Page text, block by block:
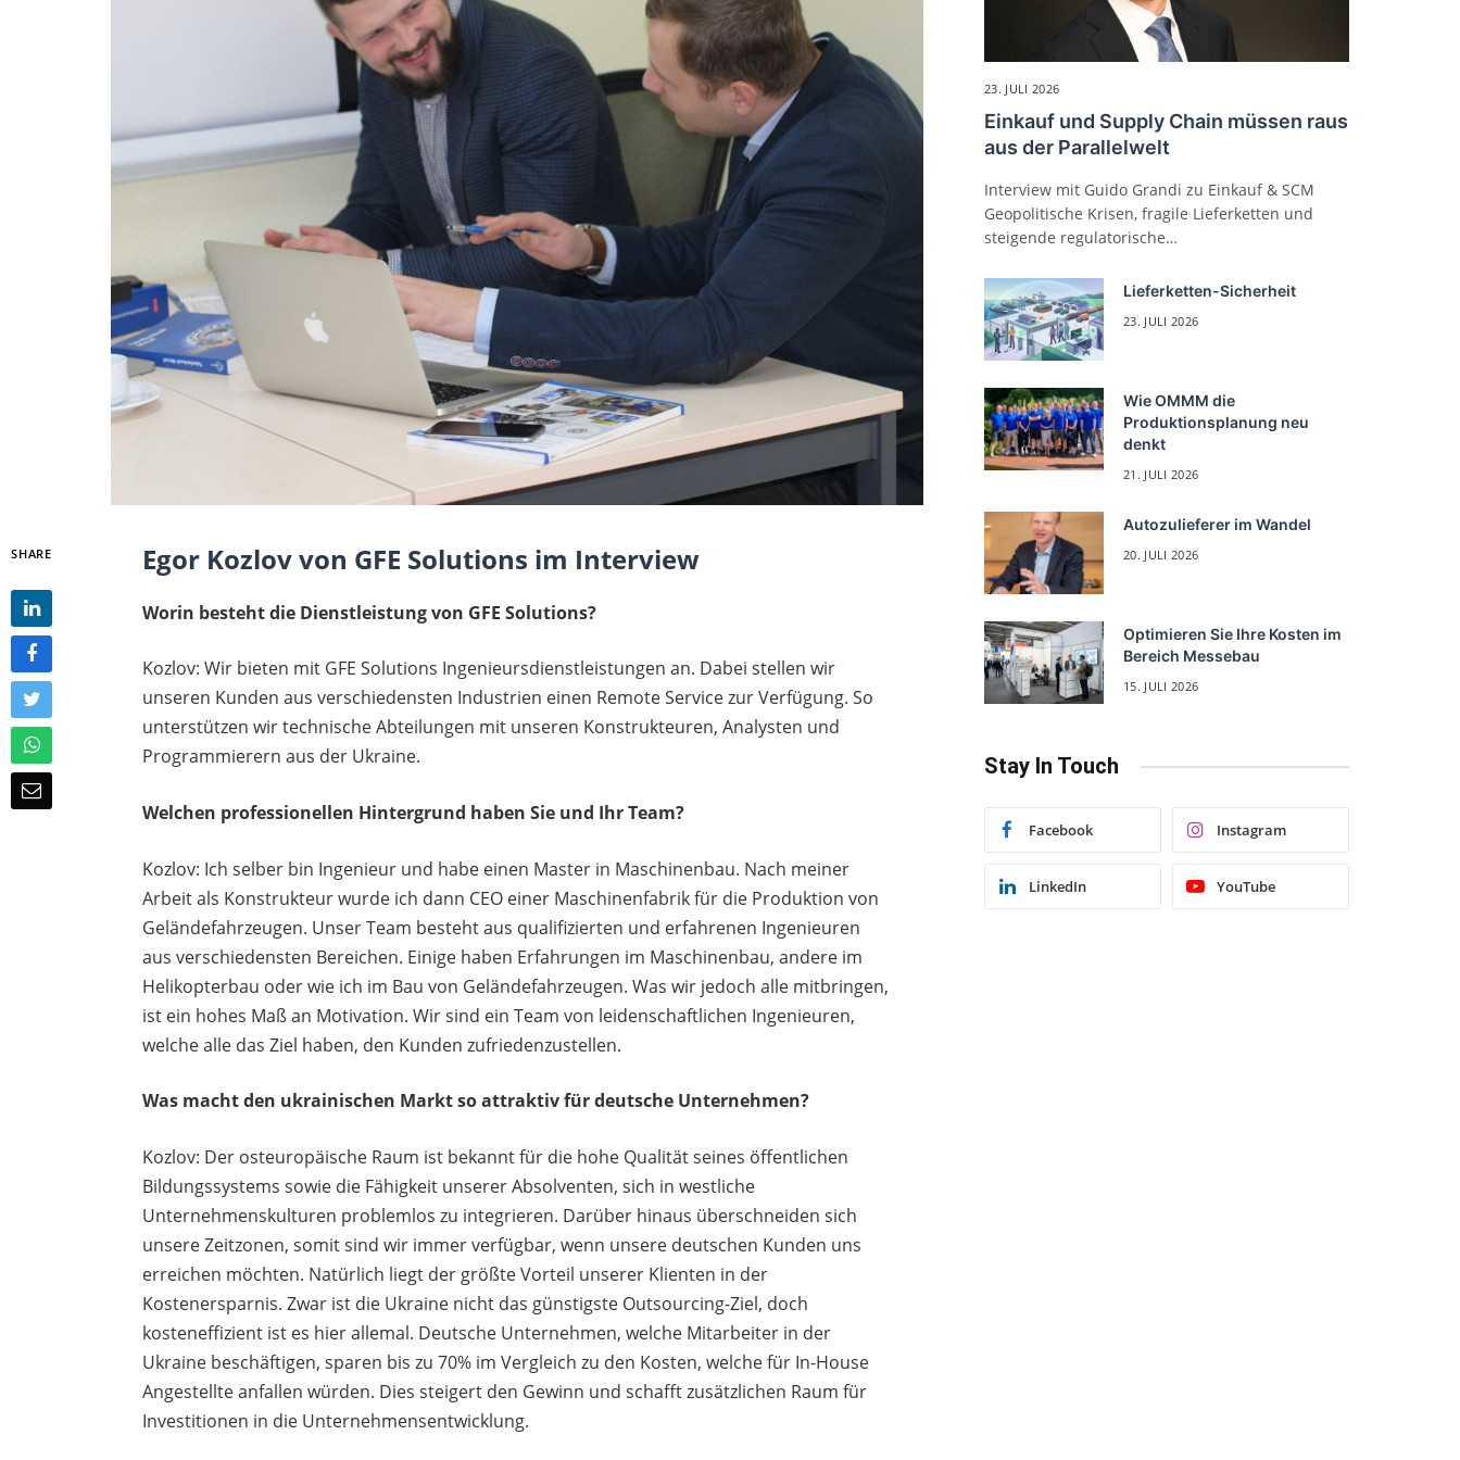
SHARE Egor Kozlov von GFE Solutions im Interview
Worin besteht die Dienstleistung von GFE Solutions?
Kozlov: Wir bieten mit GFE Solutions Ingenieursdienstleistungen an. Dabei stellen wir
unseren Kunden aus verschiedensten Industrien einen Remote Service zur Verfügung. So
unterstützen wir technische Abteilungen mit unseren Konstrukteuren, Analysten und
Programmierern aus der Ukraine.
Welchen professionellen Hintergrund haben Sie und Ihr Team?
Kozlov: Ich selber bin Ingenieur und habe einen Master in Maschinenbau. Nach meiner
Arbeit als Konstrukteur wurde ich dann CEO einer Maschinenfabrik für die Produktion von
Geländefahrzeugen. Unser Team besteht aus qualifizierten und erfahrenen Ingenieuren
aus verschiedensten Bereichen. Einige haben Erfahrungen im Maschinenbau, andere im
Helikopterbau oder wie ich im Bau von Geländefahrzeugen. Was wir jedoch alle mitbringen,
ist ein hohes Maß an Motivation. Wir sind ein Team von leidenschaftlichen Ingenieuren,
welche alle das Ziel haben, den Kunden zufriedenzustellen.
Was macht den ukrainischen Markt so attraktiv für deutsche Unternehmen?
Kozlov: Der osteuropäische Raum ist bekannt für die hohe Qualität seines öffentlichen
Bildungssystems sowie die Fähigkeit unserer Absolventen, sich in westliche
Unternehmenskulturen problemlos zu integrieren. Darüber hinaus überschneiden sich
unsere Zeitzonen, somit sind wir immer verfügbar, wenn unsere deutschen Kunden uns
erreichen möchten. Natürlich liegt der größte Vorteil unserer Klienten in der
Kostenersparnis. Zwar ist die Ukraine nicht das günstigste Outsourcing-Ziel, doch
kosteneffizient ist es hier allemal. Deutsche Unternehmen, welche Mitarbeiter in der
Ukraine beschäftigen, sparen bis zu 70% im Vergleich zu den Kosten, welche für In-House
Angestellte anfallen würden. Dies steigert den Gewinn und schafft zusätzlichen Raum für
Investitionen in die Unternehmensentwicklung.
23. JULI 2026
Einkauf und Supply Chain müssen raus
aus der Parallelwelt
Interview mit Guido Grandi zu Einkauf & SCM
Geopolitische Krisen, fragile Lieferketten und
steigende regulatorische…
Lieferketten-Sicherheit
23. JULI 2026
Wie OMMM die
Produktionsplanung neu
denkt
21. JULI 2026
Autozulieferer im Wandel
20. JULI 2026
Optimieren Sie Ihre Kosten im
Bereich Messebau
15. JULI 2026
Stay In Touch
Facebook Instagram
LinkedIn YouTube